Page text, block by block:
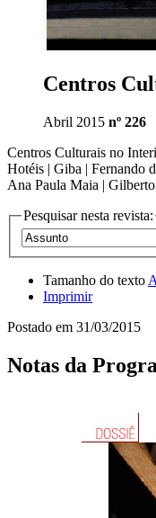
Centros
Abril 2015 nº 226
Centros Culturais no
Hotéis | Giba | Fernando
Ana Paula Maia |
Pesquisar nesta revista:
Tamanho do texto
Imprimir
Postado em 31/03/2015
Notas da